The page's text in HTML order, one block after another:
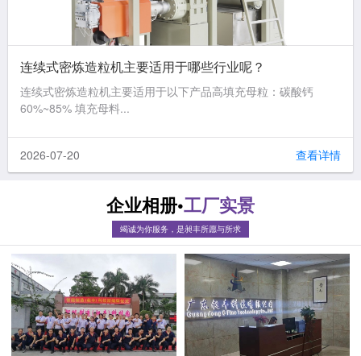
连续式密炼造粒机主要适用于哪些行业呢？
连续式密炼造粒机主要适用于以下产品高填充母粒：碳酸钙
60%~85% 填充母料...
2026-07-20 查看详情
企业相册•工厂实景
竭诚为你服务，是昶丰所愿与所求